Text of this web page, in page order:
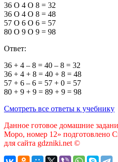
36 O 4 O 8 = 32
36 O 4 O 8 = 48
57 O 6 O 6 = 57
80 O 9 O 9 = 98
Ответ:
36 + 4 – 8 = 40 – 8 = 32
36 + 4 + 8 = 40 + 8 = 48
57 + 6 – 6 = 57 + 0 = 57
80 + 9 + 9 = 89 + 9 = 98
Смотреть все ответы к учебнику
Данное готовое домашние
Моро, номер 12» подготовлено
для сайта gdzniki.net ©